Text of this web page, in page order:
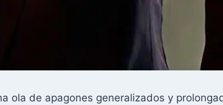
ola de apagones generalizados y